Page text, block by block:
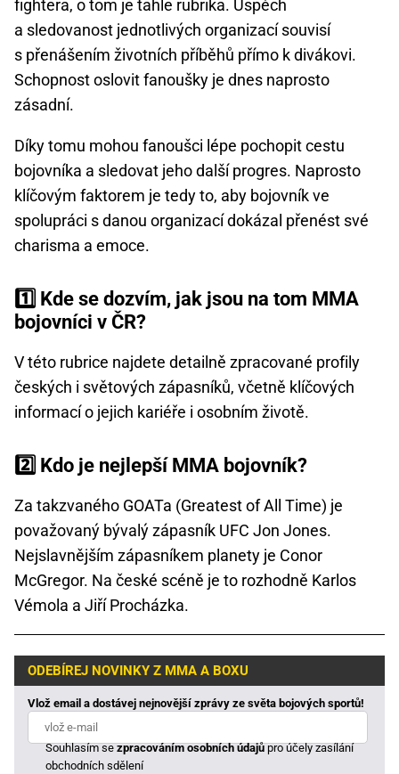
fightera, o tom je tahle rubrika. Úspěch
a sledovanost jednotlivých organizací souvisí
s přenášením životních příběhů přímo k divákovi.
Schopnost oslovit fanoušky je dnes naprosto
zásadní.
Díky tomu mohou fanoušci lépe pochopit cestu
bojovníka a sledovat jeho další progres. Naprosto
klíčovým faktorem je tedy to, aby bojovník ve
spolupráci s danou organizací dokázal přenést své
charisma a emoce.
1️⃣ Kde se dozvím, jak jsou na tom MMA
bojovníci v ČR?
V této rubrice najdete detailně zpracované profily
českých i světových zápasníků, včetně klíčových
informací o jejich kariéře i osobním životě.
2️⃣ Kdo je nejlepší MMA bojovník?
Za takzvaného GOATa (Greatest of All Time) je
považovaný bývalý zápasník UFC Jon Jones.
Nejslavnějším zápasníkem planety je Conor
McGregor. Na české scéně je to rozhodně Karlos
Vémola a Jiří Procházka.
ODEBÍREJ NOVINKY Z MMA A BOXU
Vlož email a dostávej nejnovější zprávy ze světa bojových sportů!
Souhlasím sezpracováním osobních údajůpro účely zasílání
obchodních sdělení